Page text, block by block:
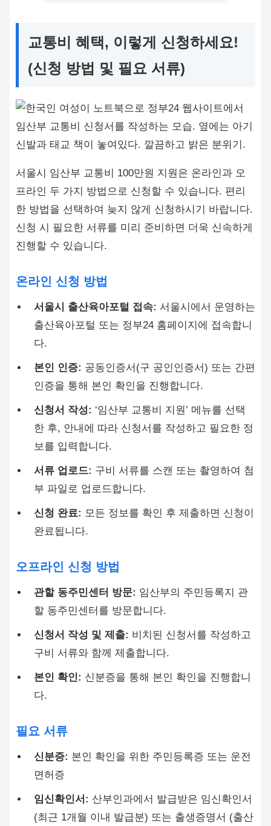
교통비 혜택, 이렇게 신청하세요!
(신청 방법 및 필요 서류)
서울시 임산부 교통비 100만원 지원은 온라인과 오
프라인 두 가지 방법으로 신청할 수 있습니다. 편리
한 방법을 선택하여 늦지 않게 신청하시기 바랍니다.
신청 시 필요한 서류를 미리 준비하면 더욱 신속하게
진행할 수 있습니다.
온라인 신청 방법
서울시 출산육아포털 접속: 서울시에서 운영하는
출산육아포털 또는 정부24 홈페이지에 접속합니
다.
본인 인증: 공동인증서(구 공인인증서) 또는 간편
인증을 통해 본인 확인을 진행합니다.
신청서 작성: ‘임산부 교통비 지원’ 메뉴를 선택
한 후, 안내에 따라 신청서를 작성하고 필요한 정
보를 입력합니다.
서류 업로드: 구비 서류를 스캔 또는 촬영하여 첨
부 파일로 업로드합니다.
신청 완료: 모든 정보를 확인 후 제출하면 신청이
완료됩니다.
오프라인 신청 방법
관할 동주민센터 방문: 임산부의 주민등록지 관
할 동주민센터를 방문합니다.
신청서 작성 및 제출: 비치된 신청서를 작성하고
구비 서류와 함께 제출합니다.
본인 확인: 신분증을 통해 본인 확인을 진행합니
다.
필요 서류
신분증: 본인 확인을 위한 주민등록증 또는 운전
면허증
임신확인서: 산부인과에서 발급받은 임신확인서
(최근 1개월 이내 발급분) 또는 출생증명서 (출산